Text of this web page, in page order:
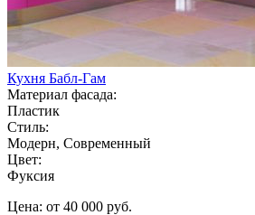
Кухня Бабл-Гам
Материал фасада:
Пластик
Стиль:
Модерн, Современный
Цвет:
Фуксия
Цена: от 40 000 руб.